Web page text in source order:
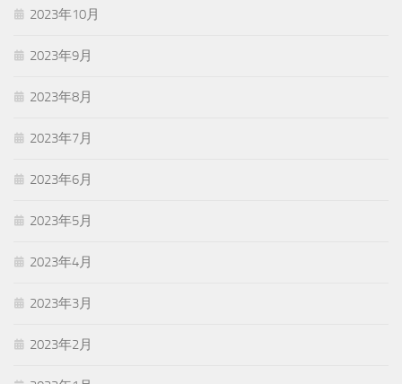
2023年10月
2023年9月
2023年8月
2023年7月
2023年6月
2023年5月
2023年4月
2023年3月
2023年2月